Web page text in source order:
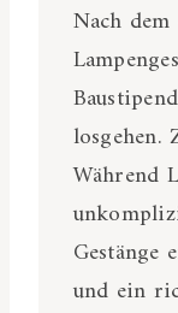
Nach
losgehen.
Während
Gestänge
und ein